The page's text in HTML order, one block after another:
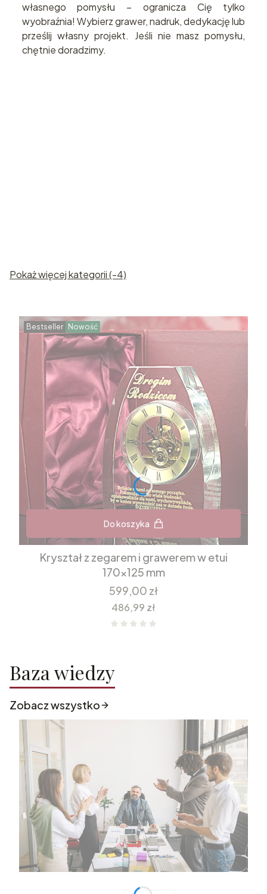
własnego pomysłu – ogranicza Cię tylko
wyobraźnia! Wybierz grawer, nadruk, dedykację lub
prześlij własny projekt. Jeśli nie masz pomysłu,
chętnie doradzimy.
Pokaż więcej kategorii (-4)
Bestseller Nowość
Do koszyka
Kryształ z zegarem i grawerem w etui
170x125 mm
Cena
599,00 zł
Cena
486,99 zł
Baza wiedzy
Zobacz wszystko